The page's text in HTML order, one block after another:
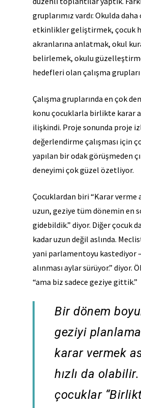
gruplarımız vardı: Okulda
etkinlikler geliştirmek, çocuk
akranlarına anlatmak, okul
belirlemek, okulu
hedefleri olan çalışma
Çalışma gruplarında en çok
konu çocuklarla birlikte karar
ilişkindi. Proje sonunda proje
değerlendirme çalışması için
yapılan bir odak görüşmeden
deneyimi çok güzel özetliyor.
Çocuklardan biri “Karar verme
uzun, geziye tüm dönemin en
gidebildik.” diyor. Diğer çocuk
kadar uzun değil aslında.
yani parlamentoyu kastediyor
alınması aylar sürüyor.” diyor.
“ama biz sadece geziye gittik.”
Bir dönem
geziyi
karar vermek
hızlı da
çocuklar